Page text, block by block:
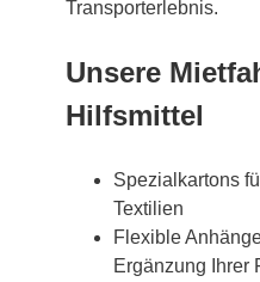
Transporterlebnis.
Unsere
Hilfsmittel
Spezialkartons
Textilien
Flexible
Ergänzung Ihrer